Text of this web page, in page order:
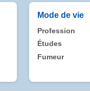
Mode de vie
Profession
Études
Fumeur